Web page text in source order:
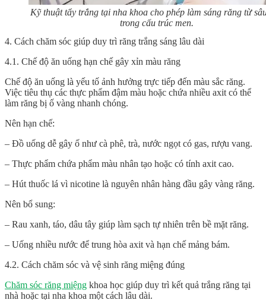
Kỹ thuật tẩy trắng tại nha khoa cho phép làm sáng răng từ
trong cấu trúc men.
4. Cách chăm sóc giúp duy trì răng trắng sáng lâu dài
4.1. Chế độ ăn uống hạn chế gây xỉn màu răng
Chế độ ăn uống là yếu tố ảnh hưởng trực tiếp đến màu sắc răng.
Việc tiêu thụ các thực phẩm đậm màu hoặc chứa nhiều axit có thể
làm răng bị ố vàng nhanh chóng.
Nên hạn chế:
– Đồ uống dễ gây ố như cà phê, trà, nước ngọt có gas, rượu vang.
– Thực phẩm chứa phẩm màu nhân tạo hoặc có tính axit cao.
– Hút thuốc lá vì nicotine là nguyên nhân hàng đầu gây vàng răng.
Nên bổ sung:
– Rau xanh, táo, dâu tây giúp làm sạch tự nhiên trên bề mặt răng.
– Uống nhiều nước để trung hòa axit và hạn chế mảng bám.
4.2. Cách chăm sóc và vệ sinh răng miệng đúng
Chăm sóc răng miệng khoa học giúp duy trì kết quả trắng răng tại
nhà hoặc tại nha khoa một cách lâu dài.